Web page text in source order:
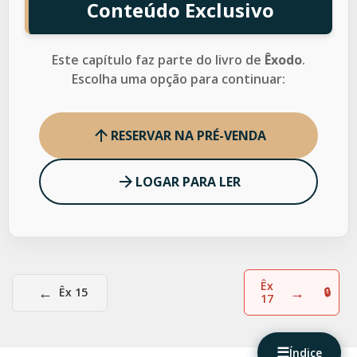
☰Índice
Conteúdo Exclusivo
Este capítulo faz parte do livro de Êxodo.
Escolha uma opção para continuar:
RESERVAR NA PRÉ-VENDA
LOGAR PARA LER
← Êx 15
Êx
17
→